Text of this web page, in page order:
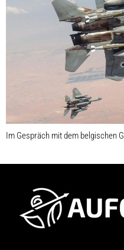
Im Gespräch mit dem belgischen